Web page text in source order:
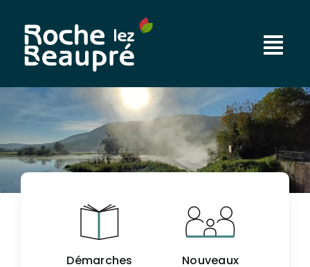
contenu
Démarches
Nouveaux